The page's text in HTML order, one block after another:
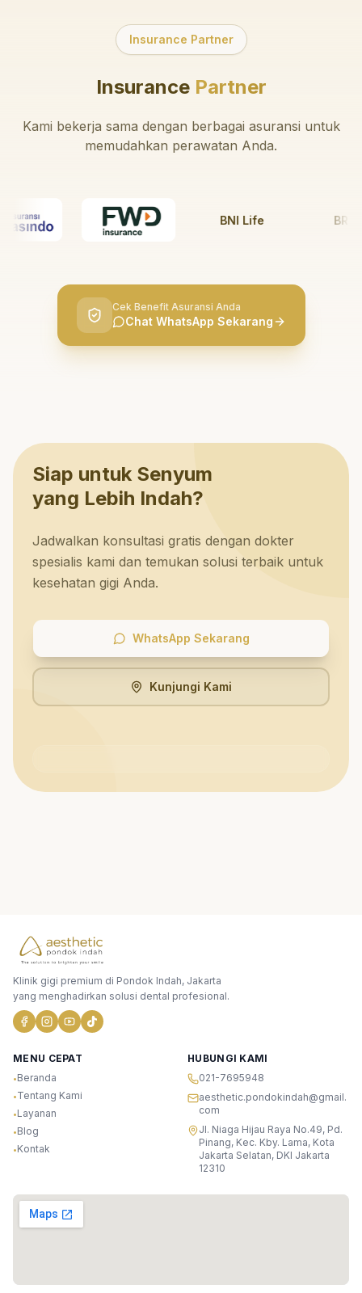
Insurance Partner
InsurancePartner
Kami bekerja sama dengan berbagai asuransi untuk
memudahkan perawatan Anda.
BNI Life BRI Life
Cek Benefit Asuransi Anda
Chat WhatsApp Sekarang
Siap untuk Senyum
yang Lebih Indah?
Jadwalkan konsultasi gratis dengan dokter
spesialis kami dan temukan solusi terbaik untuk
kesehatan gigi Anda.
WhatsApp Sekarang
Kunjungi Kami
Klinik gigi premium di Pondok Indah, Jakarta
yang menghadirkan solusi dental profesional.
MENU CEPAT
•Beranda
•Tentang Kami
•Layanan
•Blog
•Kontak
HUBUNGI KAMI
021-7695948
aesthetic.pondokindah@gmail.
com
Jl. Niaga Hijau Raya No.49, Pd.
Pinang, Kec. Kby. Lama, Kota
Jakarta Selatan, DKI Jakarta
12310